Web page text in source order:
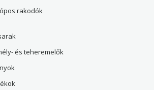
rakodók
és teheremelők